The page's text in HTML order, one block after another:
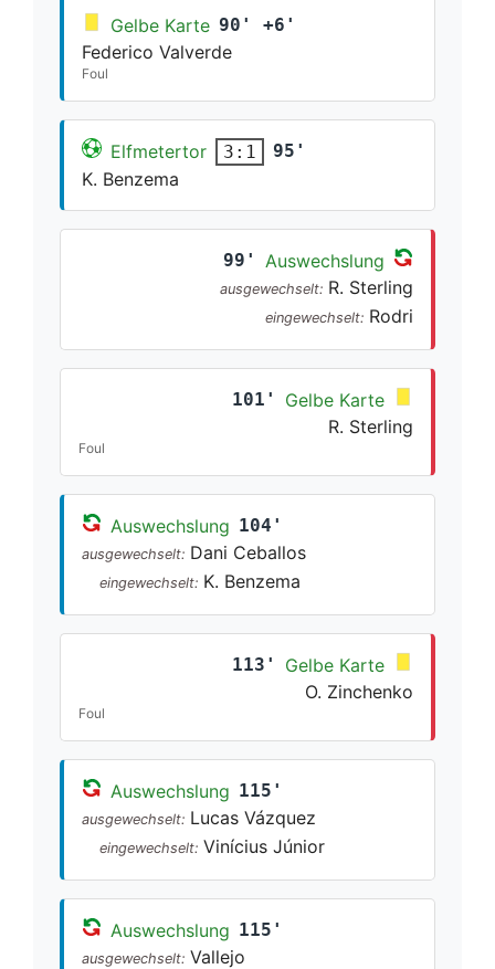
Gelbe Karte 90' +6'
Federico Valverde
Foul
Elfmetertor 3:1 95'
K. Benzema
99' Auswechslung
ausgewechselt: R. Sterling
eingewechselt: Rodri
101'
Gelbe Karte
R. Sterling
Foul
Auswechslung 104'
ausgewechselt: Dani Ceballos
eingewechselt: K. Benzema
113'
Gelbe Karte
O. Zinchenko
Foul
Auswechslung 115'
ausgewechselt: Lucas Vázquez
eingewechselt: Vinícius Júnior
Auswechslung 115'
ausgewechselt: Vallejo